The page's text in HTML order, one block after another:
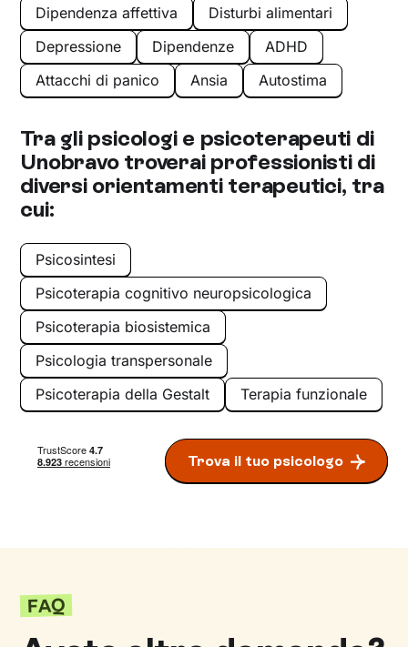
Dipendenza affettiva
Disturbi alimentari
Depressione
Dipendenze
ADHD
Attacchi di panico
Ansia Autostima
Tra gli psicologi e psicoterapeuti di
Unobravo troverai professionisti di
diversi orientamenti terapeutici, tra
cui:
Psicosintesi
Psicoterapia cognitivo neuropsicologica
Psicoterapia biosistemica
Psicologia transpersonale
Psicoterapia della Gestalt
Terapia funzionale
Trova il tuo psicologo
FAQ